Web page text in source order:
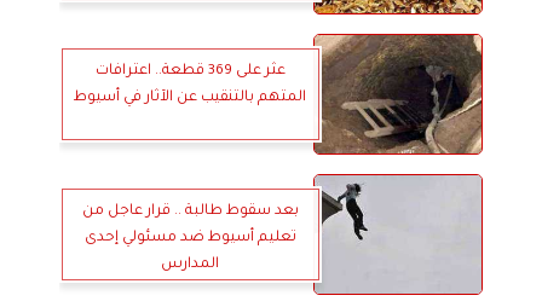
عثر على 369 قطعة.. اعترافات
المتهم بالتنقيب عن الآثار في أسيوط
بعد سقوط طالبة .. قرار عاجل من
تعليم أسيوط ضد مسئولي إحدى
المدارس